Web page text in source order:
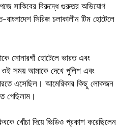
সাকিবের বিরুদ্ধে গুরুতর অভিযোগ
সিরিজ চলাকালীন টিম হোটেলে
সোনারগাঁ হোটেলে ভারত এবং
ওই সময় আমাকে দেখে পুলিশ এবং
এসেছিল। আমেরিকার কিছু লোকজন
গেছিলাম।
খোঁচা দিয়ে ভিডিও প্রকাশ করেছিলেন